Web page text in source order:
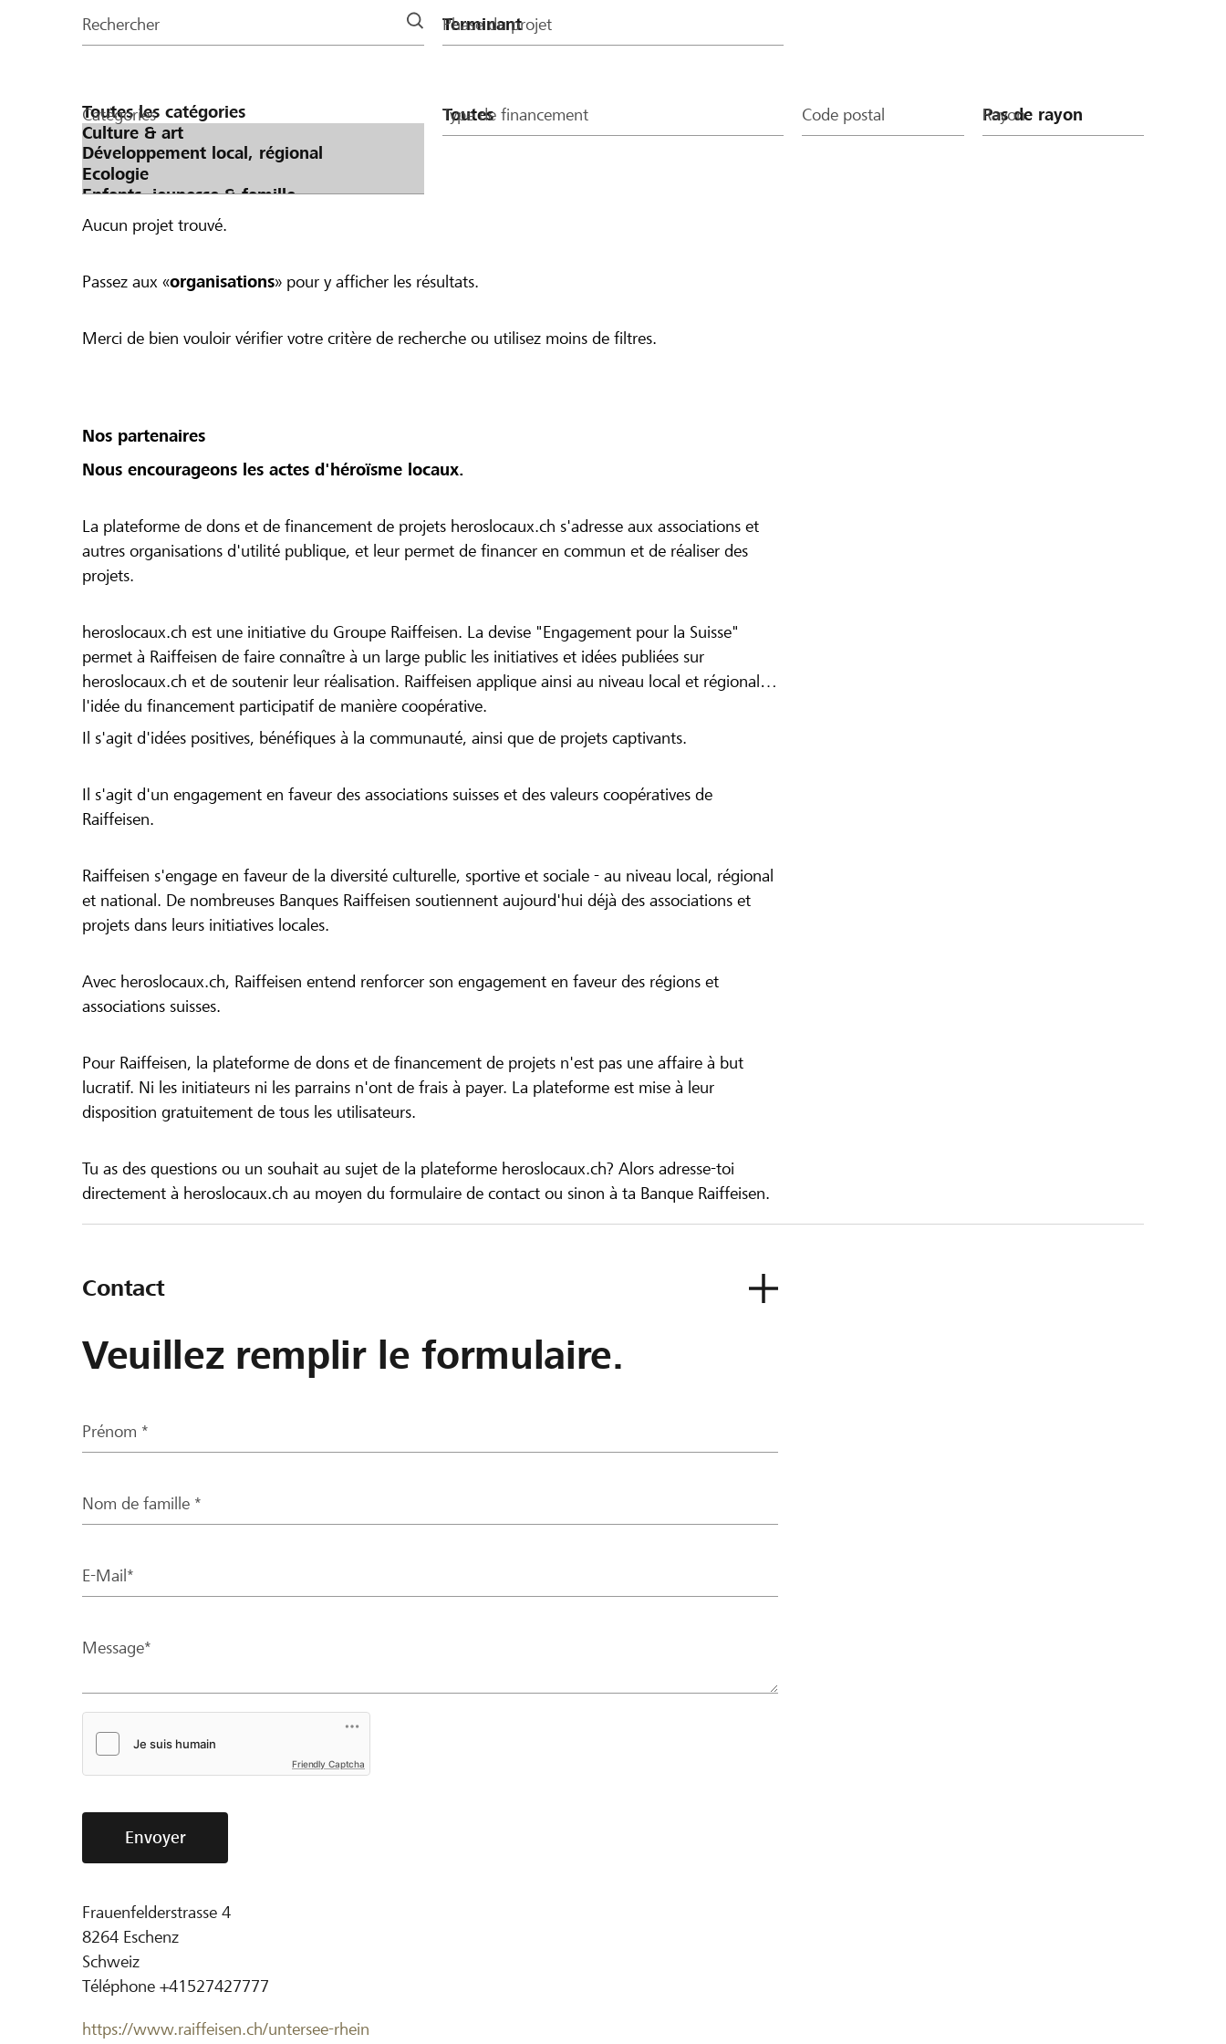
la
Rechercher Phase du projet
Catégories Type de financement Code postal Rayon
Aucun projet trouvé.
Passez aux «organisations» pour y afficher les résultats.
Merci de bien vouloir vérifier votre critère de recherche ou utilisez moins de filtres.
Nos partenaires
Nous encourageons les actes d'héroïsme locaux.
La plateforme de dons et de financement de projets heroslocaux.ch s'adresse aux associations et
autres organisations d'utilité publique, et leur permet de financer en commun et de réaliser des
projets.
heroslocaux.ch est une initiative du Groupe Raiffeisen. La devise "Engagement pour la Suisse"
permet à Raiffeisen de faire connaître à un large public les initiatives et idées publiées sur
heroslocaux.ch et de soutenir leur réalisation. Raiffeisen applique ainsi au niveau local et régional
l'idée du financement participatif de manière coopérative.
Il s'agit d'idées positives, bénéfiques à la communauté, ainsi que de projets captivants.
Il s'agit d'un engagement en faveur des associations suisses et des valeurs coopératives de
Raiffeisen.
Raiffeisen s'engage en faveur de la diversité culturelle, sportive et sociale - au niveau local, régional
et national. De nombreuses Banques Raiffeisen soutiennent aujourd'hui déjà des associations et
projets dans leurs initiatives locales.
Avec heroslocaux.ch, Raiffeisen entend renforcer son engagement en faveur des régions et
associations suisses.
Pour Raiffeisen, la plateforme de dons et de financement de projets n'est pas une affaire à but
lucratif. Ni les initiateurs ni les parrains n'ont de frais à payer. La plateforme est mise à leur
disposition gratuitement de tous les utilisateurs.
Tu as des questions ou un souhait au sujet de la plateforme heroslocaux.ch? Alors adresse-toi
directement à heroslocaux.ch au moyen du formulaire de contact ou sinon à ta Banque Raiffeisen.
Contact
Veuillez remplir le formulaire.
Prénom *
Nom de famille *
E-Mail*
Message*
Friendly Captcha
Envoyer
Frauenfelderstrasse 4
8264 Eschenz
Schweiz
Téléphone +41527427777
https://www.raiffeisen.ch/untersee-rhein